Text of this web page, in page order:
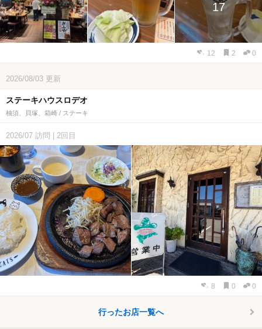
17
12 2 0
2026/08/03 更新
ステーキハウスロデオ
柚須、貝塚、箱崎 / ステーキ
2026/07 訪問 2回目
8 0 0
行ったお店一覧へ